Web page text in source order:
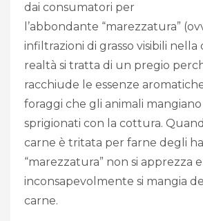
dai consumatori per
l’abbondante “marezzatura”
infiltrazioni di grasso visibili nella
realtà si tratta di un pregio
racchiude le essenze
foraggi che gli animali
sprigionati con la cottura.
carne è tritata per farne degli
“marezzatura” non si apprezza e
inconsapevolmente si mangia
carne.